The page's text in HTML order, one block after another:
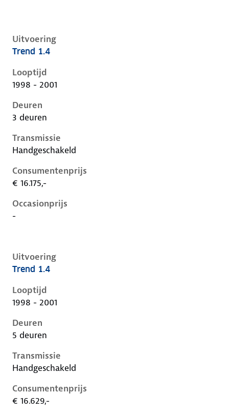
Uitvoering
Ford Focus i, 1.4, 55 kW, Benzine, 3 deuren
Trend 1.4
Looptijd
1998 - 2001
Deuren
3 deuren
Transmissie
Handgeschakeld
Consumentenprijs
€ 16.175,-
Occasionprijs
-
Uitvoering
Ford Focus i, 1.4, 55 kW, Benzine, 5 deuren
Trend 1.4
Looptijd
1998 - 2001
Deuren
5 deuren
Transmissie
Handgeschakeld
Consumentenprijs
€ 16.629,-